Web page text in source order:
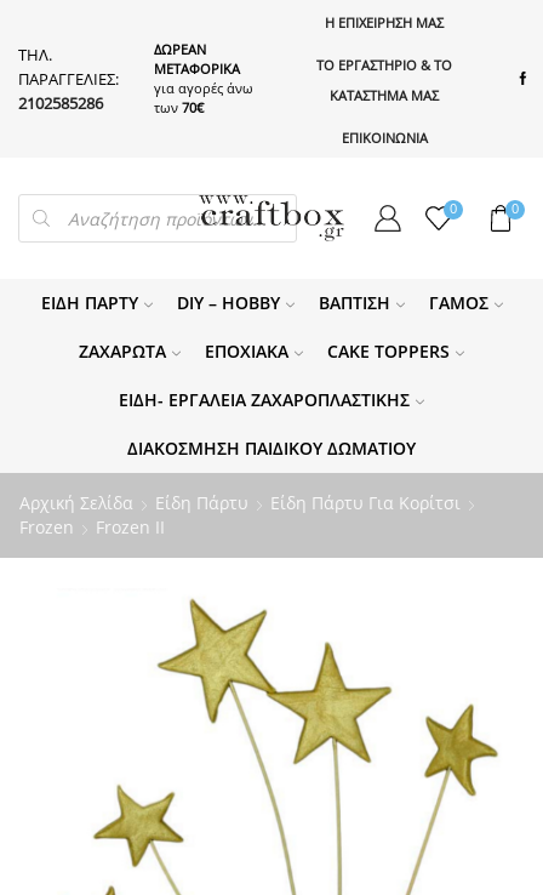
ΤΗΛ.
ΠΑΡΑΓΓΕΛΙΕΣ:
2102585286
ΔΩΡΕΑΝ
ΜΕΤΑΦΟΡΙΚΑ
για αγορές άνω
των 70€
Η ΕΠΙΧΕΙΡΗΣΗ ΜΑΣ
ΤΟ ΕΡΓΑΣΤΗΡΙΟ & ΤΟ
ΚΑΤΑΣΤΗΜΑ ΜΑΣ
ΕΠΙΚΟΙΝΩΝΙΑ
PRODUCTS
SEARCH 0 0
ΕΊΔΗ ΠΆΡΤΥ DIY – HOBBY ΒΆΠΤΙΣΗ ΓΆΜΟΣ
ΖΑΧΑΡΩΤΆ ΕΠΟΧΙΑΚΆ CAKE TOPPERS
ΕΊΔΗ- ΕΡΓΑΛΕΊΑ ΖΑΧΑΡΟΠΛΑΣΤΙΚΉΣ
ΔΙΑΚΌΣΜΗΣΗ ΠΑΙΔΙΚΟΎ ΔΩΜΑΤΊΟΥ
Αρχική Σελίδα Είδη Πάρτυ
Είδη Πάρτυ Για Κορίτσι
Frozen
Frozen II